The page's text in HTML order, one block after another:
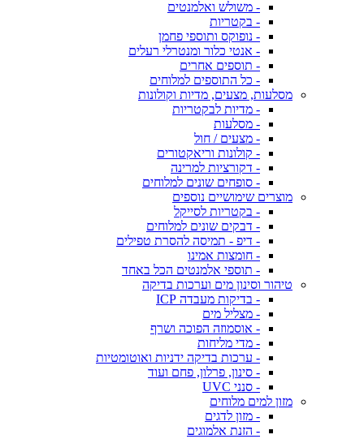
- משולש ואלמנטים
- בקטריות
- נופוקס ותוספי פחמן
- אנטי כלור ומנטרלי רעלים
- תוספים אחרים
- כל התוספים למלוחים
מסלעות, מצעים, מדיות וקולונות
- מדיות לבקטריות
- מסלעות
- מצעים / חול
- קולונות וריאקטורים
- דקורציות למרינה
- סופחים שונים למלוחים
מוצרים שימושיים נוספים
- בקטריות לסייקל
- דבקים שונים למלוחים
- דיפ - תמיסה להסרת טפילים
- חומצות אמינו
- תוספי אלמנטים הכל באחד
טיהור וסינון מים וערכות בדיקה
- בדיקות מעבדה ICP
- מצליל מים
- אוסמוזה הפוכה ושרף
- מדי מליחות
- ערכות בדיקה ידניות ואוטומטיות
- סינון, פרלון, פחם ועוד
- סנני UVC
מזון למים מלוחים
- מזון לדגים
- הזנת אלמוגים